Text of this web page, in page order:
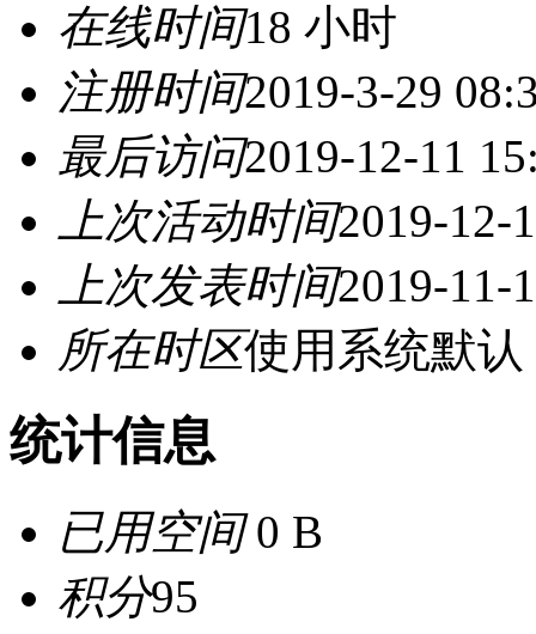
在线时间18 小时
注册时间2019-3-29
最后访问2019-12-11
上次活动时间2019-12-
上次发表时间2019-11-
所在时区使用系统默认
统计信息
已用空间0 B
积分95